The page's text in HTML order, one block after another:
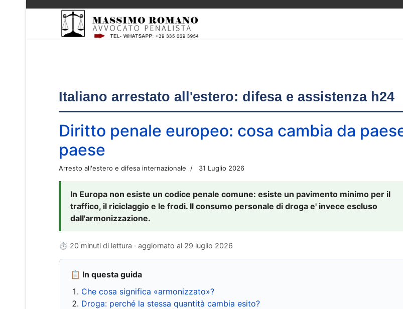
Italiano arrestato all'estero: difesa e assistenza h24
Diritto penale europeo: cosa cambia da
paese
Arresto all'estero e difesa internazionale 31 Luglio 2026
In Europa non esiste un codice penale comune: esiste un pavimento minimo per il
traffico, il riciclaggio e le frodi. Il consumo personale di droga e' invece escluso
dall'armonizzazione.
⏱ 20 minuti di lettura · aggiornato al 29 luglio 2026
📋 In questa guida
Che cosa significa «armonizzato»?
Droga: perché la stessa quantità cambia esito?